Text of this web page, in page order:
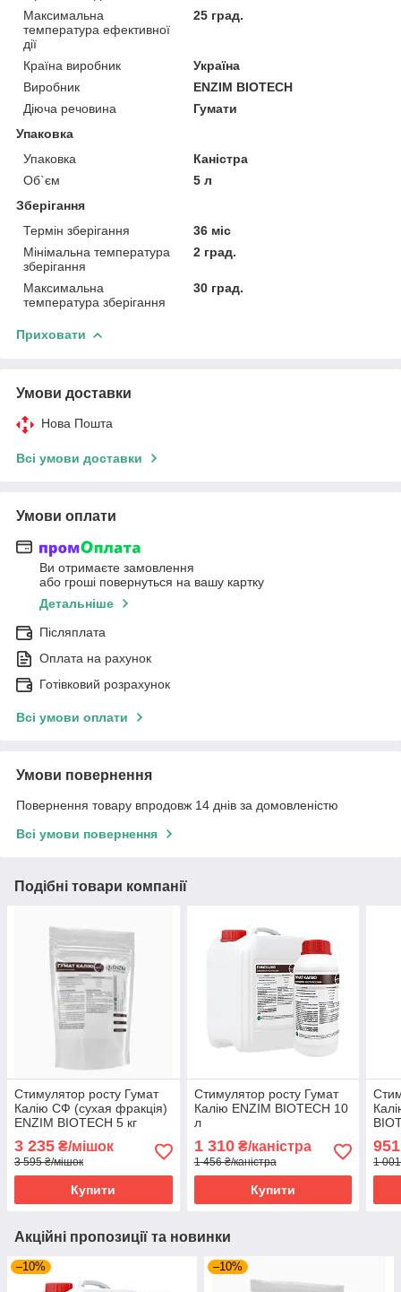
Максимальна
температура ефективної
дії
25 град.
Країна виробник
Україна
Виробник
ENZIM BIOTECH
Діюча речовина
Гумати
Упаковка
Упаковка
Каністра
Об`єм
5 л
Зберігання
Термін зберігання
36 міс
Мінімальна температура
зберігання
2 град.
Максимальна
температура зберігання
30 град.
Приховати
Умови доставки
Нова Пошта
Всі умови доставки
Умови оплати
Ви отримаєте замовлення
або гроші повернуться на вашу картку
Детальніше
Післяплата
Оплата на рахунок
Готівковий розрахунок
Всі умови оплати
Умови повернення
Повернення товару впродовж 14 днів за домовленістю
Всі умови повернення
Подібні товари компанії
Стимулятор росту Гумат
Калію СФ (сухая фракція)
ENZIM BIOTECH 5 кг
3 235 ₴/мішок
3 595 ₴/мішок
Купити
Стимулятор росту Гумат
Калію ENZIM BIOTECH 10
л
1 310₴/каністра
1 456 ₴/каністра
Купити
951
1
Акційні пропозиції та новинки
–10% –10%